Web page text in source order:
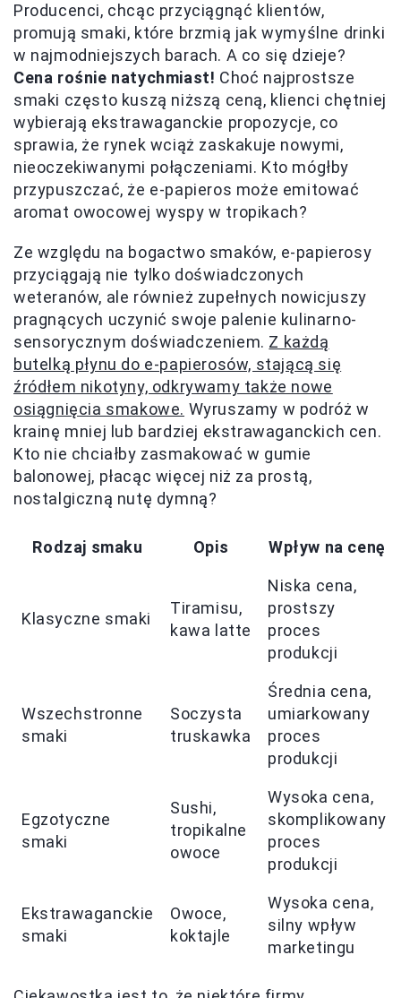
Producenci, chcąc przyciągnąć klientów,
promują smaki, które brzmią jak wymyślne drinki
w najmodniejszych barach. A co się dzieje?
Cena rośnie natychmiast! Choć najprostsze
smaki często kuszą niższą ceną, klienci chętniej
wybierają ekstrawaganckie propozycje, co
sprawia, że rynek wciąż zaskakuje nowymi,
nieoczekiwanymi połączeniami. Kto mógłby
przypuszczać, że e-papieros może emitować
aromat owocowej wyspy w tropikach?
Ze względu na bogactwo smaków, e-papierosy
przyciągają nie tylko doświadczonych
weteranów, ale również zupełnych nowicjuszy
pragnących uczynić swoje palenie kulinarno-
sensorycznym doświadczeniem. Z każdą
butelką płynu do e-papierosów, stającą się
źródłem nikotyny, odkrywamy także nowe
osiągnięcia smakowe. Wyruszamy w podróż w
krainę mniej lub bardziej ekstrawaganckich cen.
Kto nie chciałby zasmakować w gumie
balonowej, płacąc więcej niż za prostą,
nostalgiczną nutę dymną?
Rodzaj smaku Opis Wpływ na cenę
Klasyczne smaki
Tiramisu,
kawa latte
Niska cena,
prostszy
proces
produkcji
Wszechstronne
smaki
Soczysta
truskawka
Średnia cena,
umiarkowany
proces
produkcji
Egzotyczne
smaki
Sushi,
tropikalne
owoce
Wysoka cena,
skomplikowany
proces
produkcji
Ekstrawaganckie
smaki
Owoce,
koktajle
Wysoka cena,
silny wpływ
marketingu